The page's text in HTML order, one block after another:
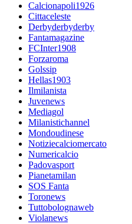
Calcionapoli1926
Cittaceleste
Derbyderbyderby
Fantamagazine
FCInter1908
Forzaroma
Golssip
Hellas1903
Ilmilanista
Juvenews
Mediagol
Milanistichannel
Mondoudinese
Notiziecalciomercato
Numericalcio
Padovasport
Pianetamilan
SOS Fanta
Toronews
Tuttobolognaweb
Violanews